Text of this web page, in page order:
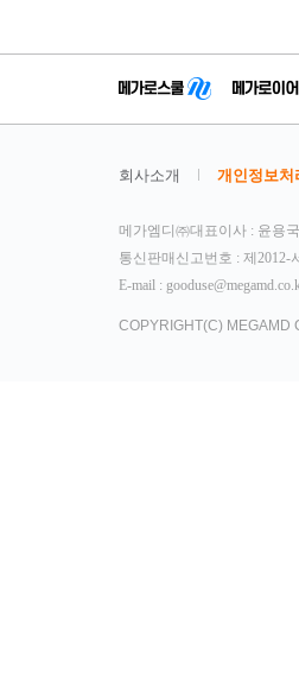
회사소개 개인정보처
메가엠디㈜대표이사 : 윤용국
통신판매신고번호 : 제2012-
E-mail :
COPYRIGHT(C) MEGAMD